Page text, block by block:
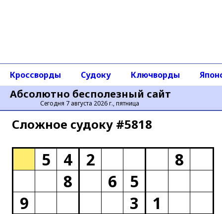
Абсолютно бесполезный сайт
Сегодня 7 августа 2026 г., пятница
Кроссворды Судоку Ключворды
Сложное cудоку #5818
5 4 2
8
8
6
5
9
3
1